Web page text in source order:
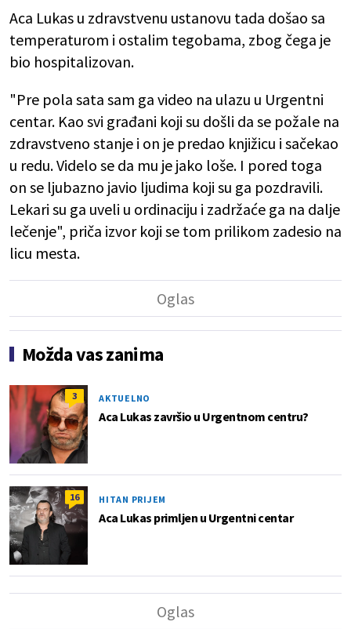
Aca Lukas u zdravstvenu ustanovu tada došao sa
temperaturom i ostalim tegobama, zbog čega je
bio hospitalizovan.
"Pre pola sata sam ga video na ulazu u Urgentni
centar. Kao svi građani koji su došli da se požale na
zdravstveno stanje i on je predao knjižicu i sačekao
u redu. Videlo se da mu je jako loše. I pored toga
on se ljubazno javio ljudima koji su ga pozdravili.
Lekari su ga uveli u ordinaciju i zadržaće ga na dalje
lečenje", priča izvor koji se tom prilikom zadesio na
licu mesta.
Možda vas zanima
3 AKTUELNO
Aca Lukas završio u Urgentnom centru?
16 HITAN PRIJEM
Aca Lukas primljen u Urgentni centar